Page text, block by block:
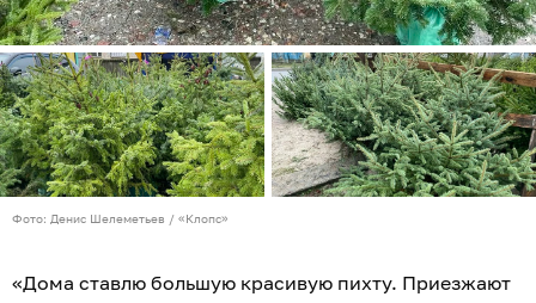
Фото: Денис Шелеметьев / «Клопс»
«Дома ставлю большую красивую пихту. Приезжают